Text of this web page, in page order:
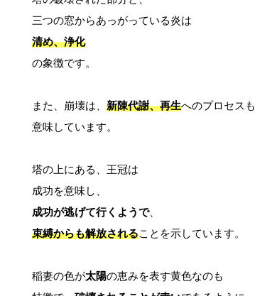
清め、浄化
の象徴です。
また、崩壊は、 新陳代謝、再生へのプロセスも
意味しています。
塔の上にある、王冠は
成功が逃げて行くようで
束縛からも解放されることを示しています。
稲妻の色が太陽の恵みを表す黄色なのも